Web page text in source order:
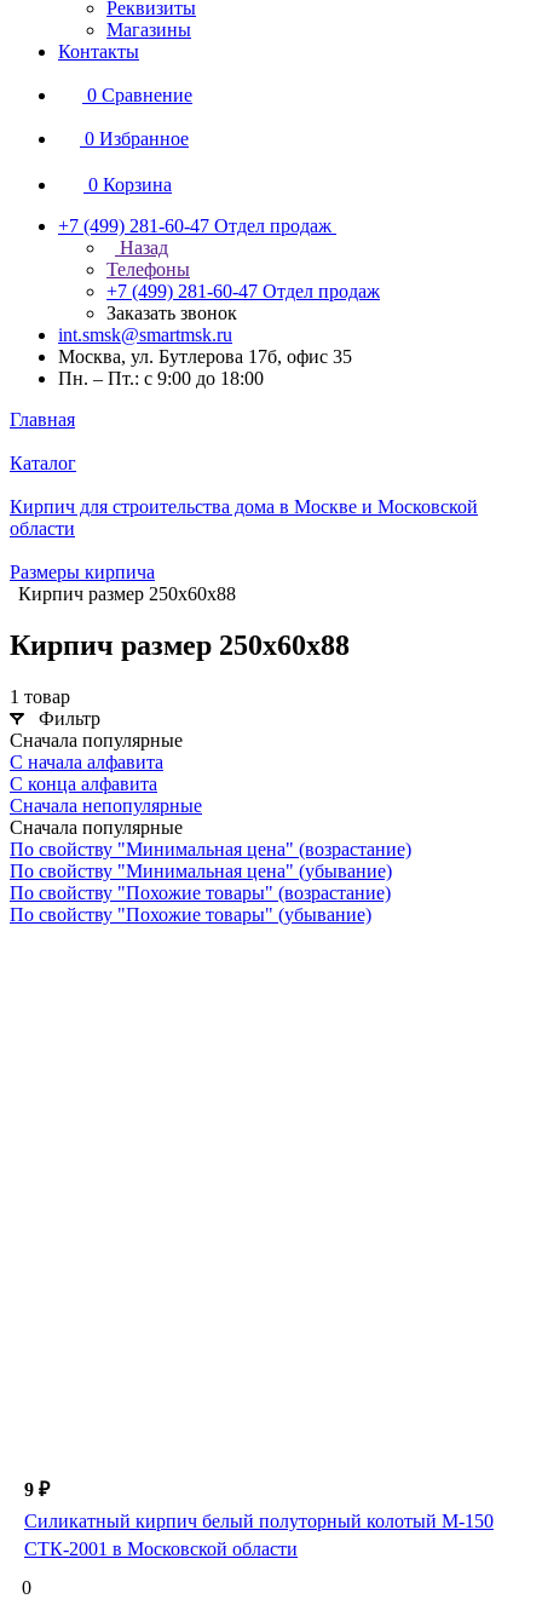
Реквизиты
Магазины
Контакты
0 Сравнение
0 Избранное
0 Корзина
+7 (499) 281-60-47 Отдел продаж
Назад
Телефоны
+7 (499) 281-60-47 Отдел продаж
Заказать звонок
int.smsk@smartmsk.ru
Москва, ул. Бутлерова 17б, офис 35
Пн. – Пт.: с 9:00 до 18:00
Главная
Каталог
Кирпич для строительства дома в Москве и Московской
области
Размеры кирпича
Кирпич размер 250х60х88
Кирпич размер 250х60х88
1 товар
Фильтр
Сначала популярные
С начала алфавита
С конца алфавита
Сначала непопулярные
Сначала популярные
По свойству "Минимальная цена" (возрастание)
По свойству "Минимальная цена" (убывание)
По свойству "Похожие товары" (возрастание)
По свойству "Похожие товары" (убывание)
9 ₽
Силикатный кирпич белый полуторный колотый М-150
СТК-2001 в Московской области
0